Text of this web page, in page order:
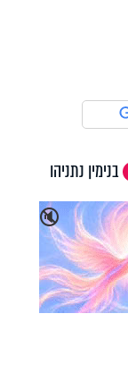
בנימין נתניהו
🔇